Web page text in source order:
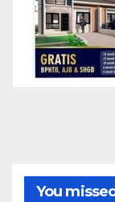
You missed